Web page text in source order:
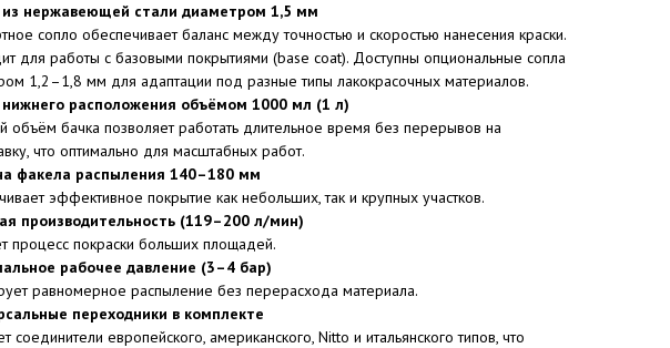
из нержавеющей стали диаметром 1,5 мм
сопло обеспечивает баланс между точностью и скоростью нанесения краски.
для работы с базовыми покрытиями (base coat). Доступны опциональные сопла
1,2–1,8 мм для адаптации под разные типы лакокрасочных материалов.
нижнего расположения объёмом 1000 мл (1 л)
объём бачка позволяет работать длительное время без перерывов на
что оптимально для масштабных работ.
факела распыления 140–180 мм
эффективное покрытие как небольших, так и крупных участков.
производительность (119–200 л/мин)
процесс покраски больших площадей.
рабочее давление (3–4 бар)
равномерное распыление без перерасхода материала.
переходники в комплекте
соединители европейского, американского, Nitto и итальянского типов, что